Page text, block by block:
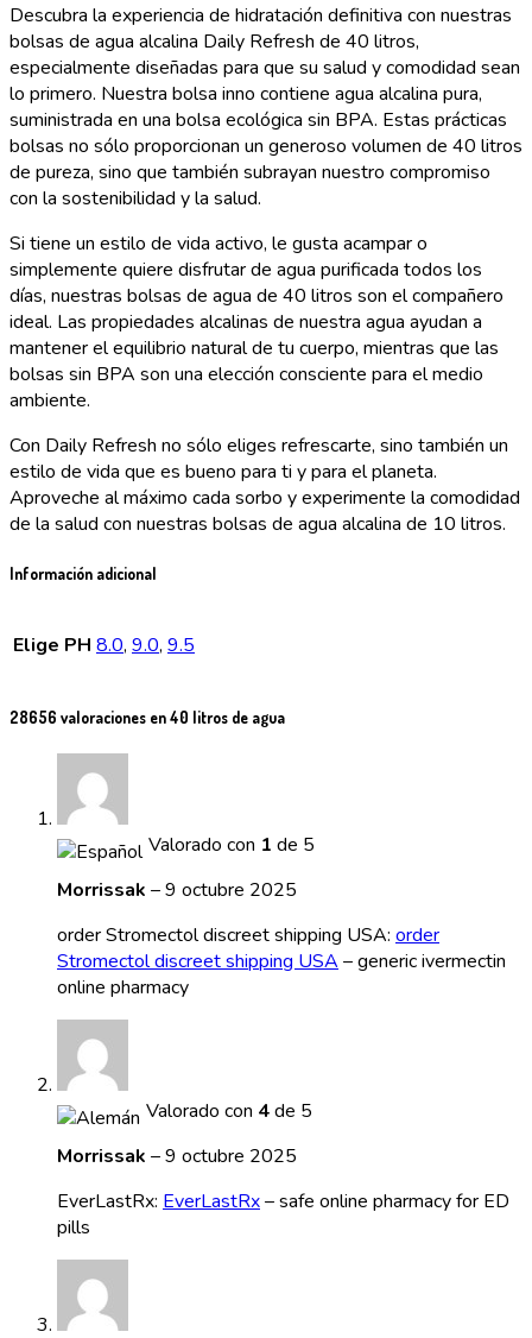
Descubra la experiencia de hidratación definitiva con nuestras
bolsas de agua alcalina Daily Refresh de 40 litros,
especialmente diseñadas para que su salud y comodidad sean
lo primero. Nuestra bolsa inno contiene agua alcalina pura,
suministrada en una bolsa ecológica sin BPA. Estas prácticas
bolsas no sólo proporcionan un generoso volumen de 40 litros
de pureza, sino que también subrayan nuestro compromiso
con la sostenibilidad y la salud.
Si tiene un estilo de vida activo, le gusta acampar o
simplemente quiere disfrutar de agua purificada todos los
días, nuestras bolsas de agua de 40 litros son el compañero
ideal. Las propiedades alcalinas de nuestra agua ayudan a
mantener el equilibrio natural de tu cuerpo, mientras que las
bolsas sin BPA son una elección consciente para el medio
ambiente.
Con Daily Refresh no sólo eliges refrescarte, sino también un
estilo de vida que es bueno para ti y para el planeta.
Aproveche al máximo cada sorbo y experimente la comodidad
de la salud con nuestras bolsas de agua alcalina de 10 litros.
Información adicional
Elige PH 8.0, 9.0, 9.5
28656 valoraciones en40 litros de agua
Valorado con 1 de 5
Morrissak –9 octubre 2025
order Stromectol discreet shipping USA: order
Stromectol discreet shipping USA– generic ivermectin
online pharmacy
Valorado con 4de 5
Morrissak –9 octubre 2025
EverLastRx: EverLastRx– safe online pharmacy for ED
pills